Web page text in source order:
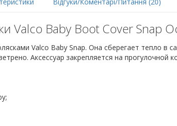
Valco Baby Boot Cover Snap
Valco Baby Snap. Она сберегает тепло в
Аксессуар закрепляется на прогулочной